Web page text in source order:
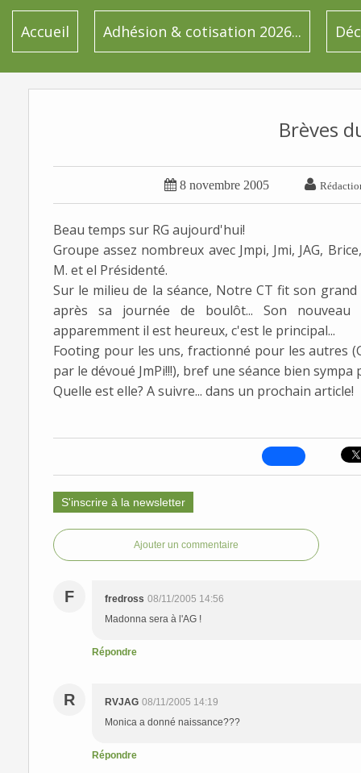
Accueil Adhésion & cotisation 2026...
Brèves
 8 novembre 2005 
Beau temps sur RG aujourd'hui!
Groupe assez nombreux avec Jmpi, Jmi, JAG,
M. et el Présidenté.
Sur le milieu de la séance, Notre CT fit son
après sa journée de boulôt... Son
apparemment il est heureux, c'est le principal...
Footing pour les uns, fractionné pour les autres
par le dévoué JmPi!!!), bref une séance bien
Quelle est elle? A suivre... dans un prochain article!
S'inscrire à la newsletter
Ajouter un commentaire
F fredross 08/11/2005 14:56
Madonna sera à l'AG !
Répondre
R RVJAG 08/11/2005 14:19
Monica a donné naissance???
Répondre